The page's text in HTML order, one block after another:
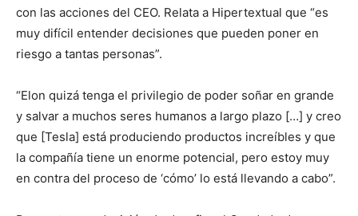
con las acciones del CEO. Relata a Hipertextual que “es
muy difícil entender decisiones que pueden poner en
riesgo a tantas personas”.
“Elon quizá tenga el privilegio de poder soñar en grande
y salvar a muchos seres humanos a largo plazo […] y creo
que [Tesla] está produciendo productos increíbles y que
la compañía tiene un enorme potencial, pero estoy muy
en contra del proceso de ‘cómo’ lo está llevando a cabo”.